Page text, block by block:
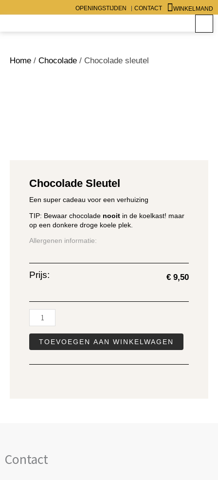
de
OPENINGSTIJDEN CONTACT WINKELMAND
Home / Chocolade / Chocolade sleutel
Chocolade Sleutel
Een super cadeau voor een verhuizing
TIP: Bewaar chocolade nooit in de koelkast! maar
op een donkere droge koele plek.
Allergenen informatie:
Prijs: € 9,50
Chocolade
sleutel
aantal
TOEVOEGEN AAN WINKELWAGEN
Contact